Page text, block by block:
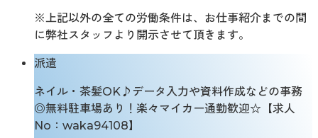
※上記以外の全ての労働条件は、お仕事紹介までの間
に弊社スタッフより開示させて頂きます。
派遣
ネイル・茶髪OK♪データ入力や資料作成などの事務
◎無料駐車場あり！楽々マイカー通勤歓迎☆【求人
No：waka94108】